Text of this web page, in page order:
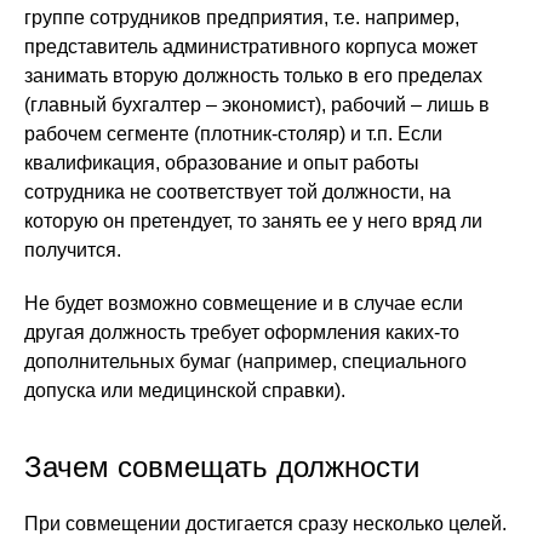
группе сотрудников предприятия, т.е. например,
представитель административного корпуса может
занимать вторую должность только в его пределах
(главный бухгалтер – экономист), рабочий – лишь в
рабочем сегменте (плотник-столяр) и т.п. Если
квалификация, образование и опыт работы
сотрудника не соответствует той должности, на
которую он претендует, то занять ее у него вряд ли
получится.
Не будет возможно совмещение и в случае если
другая должность требует оформления каких-то
дополнительных бумаг (например, специального
допуска или медицинской справки).
Зачем совмещать должности
При совмещении достигается сразу несколько целей.